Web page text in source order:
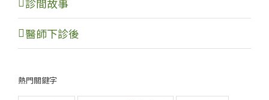
醫師下診後
熱門關鍵字